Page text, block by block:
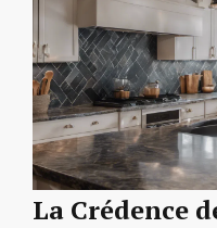
La Crédence